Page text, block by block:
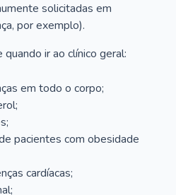
solicitadas em
por exemplo).
ir ao clínico geral:
em todo o corpo;
pacientes com obesidade
cardíacas;